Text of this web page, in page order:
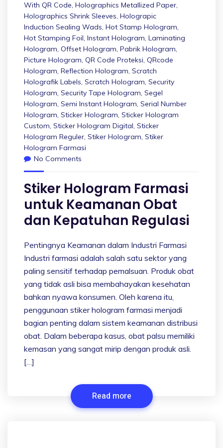
With QR Code, Holographics Metallized Paper,
Holographics Shrink Sleeves, Holograpic
Induction Sealing Wads, Hot Stamp Hologram,
Hot Stamping Foil, Instant Hologram, Laminating
Hologram, Offset Hologram, Pabrik Hologram,
Picture Hologram, QR Code Proteksi, QRcode
Hologram, Reflection Hologram, Scratch
Holografik Labels, Scratch Hologram, Security
Hologram, Security Tape Hologram, Segel
Hologram, Semi Instant Hologram, Serial Number
Hologram, Sticker Hologram, Sticker Hologram
Custom, Sticker Hologram Digital, Sticker
Hologram Reguler, Stiker Hologram, Stiker
Hologram Farmasi
No Comments
Stiker Hologram Farmasi
untuk Keamanan Obat
dan Kepatuhan Regulasi
Pentingnya Keamanan dalam Industri Farmasi
Industri farmasi adalah salah satu sektor yang
paling sensitif terhadap pemalsuan. Produk obat
yang tidak asli bisa membahayakan kesehatan
bahkan nyawa konsumen. Oleh karena itu,
penggunaan stiker hologram farmasi menjadi
bagian penting dalam sistem keamanan distribusi
obat. Dalam beberapa kasus, obat palsu memiliki
kemasan yang sangat mirip dengan produk asli.
[…]
Read more